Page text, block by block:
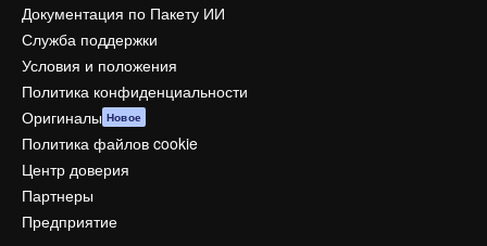
Документация по Пакету ИИ
Служба поддержки
Условия и положения
Политика конфиденциальности
Оригиналы Новое
Политика файлов cookie
Центр доверия
Партнеры
Предприятие